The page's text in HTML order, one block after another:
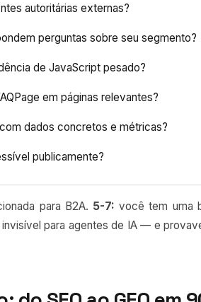
autoritárias externas?
perguntas sobre seu segmento?
de JavaScript pesado?
em páginas relevantes?
dados concretos e métricas?
publicamente?
para B2A. 5-7: você tem uma
para agentes de IA — e